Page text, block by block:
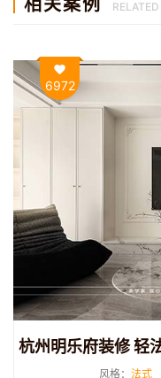
相关案例
6972
风格： 法式